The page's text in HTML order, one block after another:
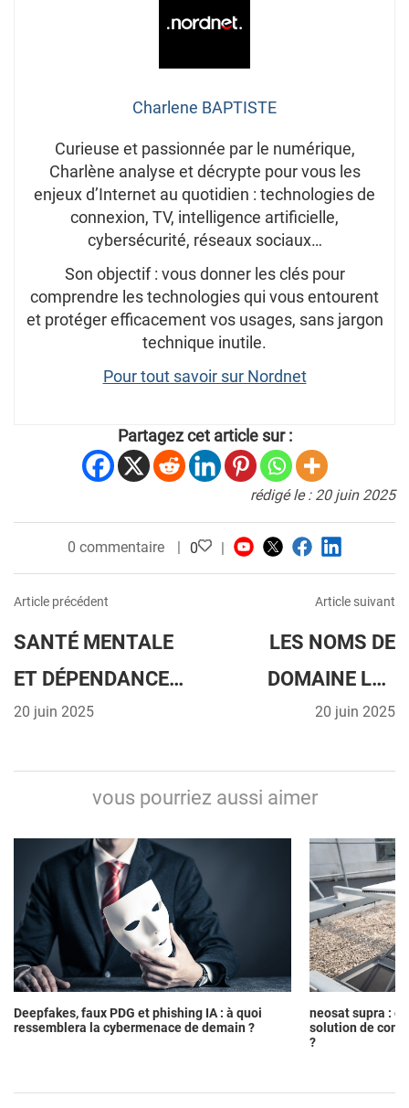
Charlene BAPTISTE
Curieuse et passionnée par le numérique,
Charlène analyse et décrypte pour vous les
enjeux d’Internet au quotidien : technologies de
connexion, TV, intelligence artificielle,
cybersécurité, réseaux sociaux…
Son objectif : vous donner les clés pour
comprendre les technologies qui vous entourent
et protéger efficacement vos usages, sans jargon
technique inutile.
Pour tout savoir sur Nordnet
Partagez cet article sur :
rédigé le : 20 juin 2025
0 commentaire 0
Article précédent
SANTÉ MENTALE
ET DÉPENDANCE
À L’IA : L’IMPACT
INTELLIGENCES
SUR NOTRE BIEN-
ÊTRE
20 juin 2025
Article suivant
LES NOMS DE
DOMAINE LES
PLUS CHERS DE
VALENT PLUS QUE
20 juin 2025
vous pourriez aussi aimer
Deepfakes, faux PDG et phishing IA : à quoi
ressemblera la cybermenace de demain ?
neosat supra :
solution de
?